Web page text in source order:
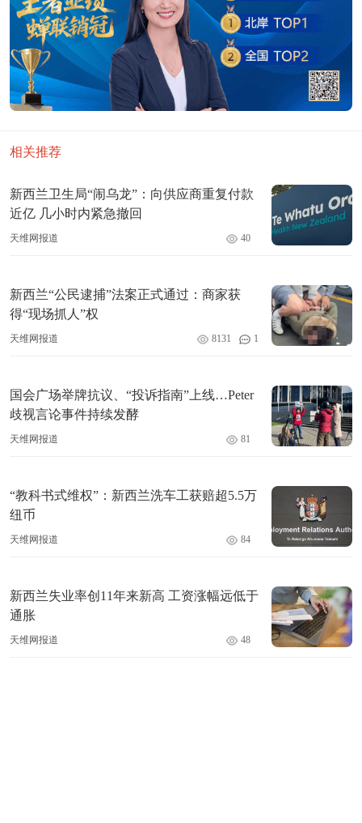
相关推荐
新西兰卫生局“闹乌龙”：向供应商重复付款
近亿 几小时内紧急撤回
天维网报道 40
新西兰“公民逮捕”法案正式通过：商家获
得“现场抓人”权
天维网报道 8131 1
国会广场举牌抗议、“投诉指南”上线…Peter
歧视言论事件持续发酵
天维网报道 81
“教科书式维权”：新西兰洗车工获赔超5.5万
纽币
天维网报道 84
新西兰失业率创11年来新高 工资涨幅远低于
通胀
天维网报道 48